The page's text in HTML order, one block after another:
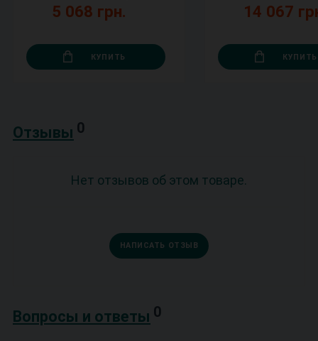
5 068 грн.
КУПИТЬ
14 067
КУПИТЬ
Отзывы 0
Нет отзывов об этом товаре.
НАПИСАТЬ ОТЗЫВ
Вопросы и ответы 0